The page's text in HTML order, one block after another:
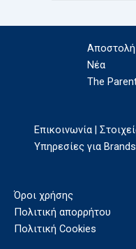
Αποστολή
Νέα
The
Επικοινωνία |
Υπηρεσίες για
Όροι χρήσης
Πολιτική απορρήτου
Πολιτική Cookies